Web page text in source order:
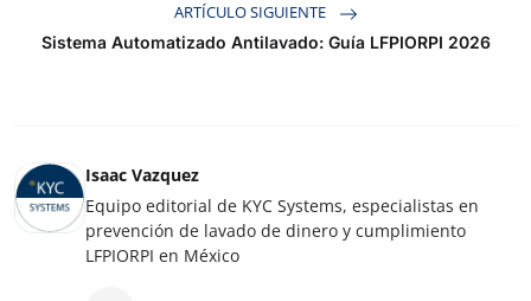
ARTÍCULO SIGUIENTE
Sistema Automatizado Antilavado: Guía LFPIORPI 2026
Isaac Vazquez
Equipo editorial de KYC Systems, especialistas en
prevención de lavado de dinero y cumplimiento
LFPIORPI en México